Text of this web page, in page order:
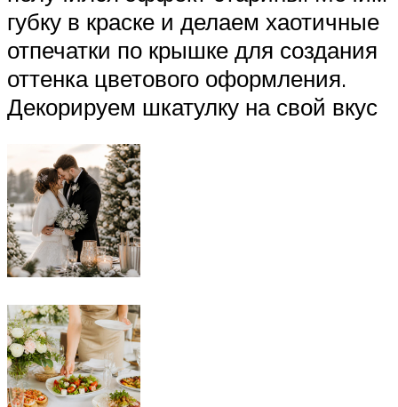
губку в краске и делаем хаотичные
отпечатки по крышке для создания
оттенка цветового оформления.
Декорируем шкатулку на свой вкус